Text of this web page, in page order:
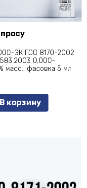
ЭК ГСО 8170-2002
0,000-
масс., фасовка 5 мл
В корзину